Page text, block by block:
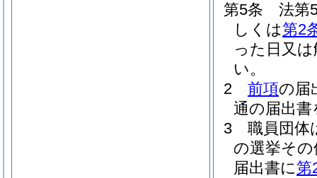
第5条
法第
しくは第2
った日又
い。
2
前項の届
通の届出
3
職員団体
の選挙そ
届出書に第